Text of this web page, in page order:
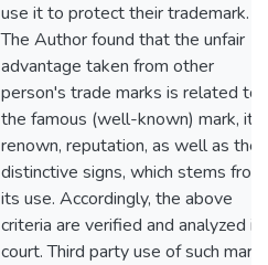
use it to protect their trademark.
The Author found that the unfair
advantage taken from other
person's trade marks is related to
the famous (well-known) mark, its
renown, reputation, as well as the
distinctive signs, which stems from
its use. Accordingly, the above
criteria are verified and analyzed in
court. Third party use of such